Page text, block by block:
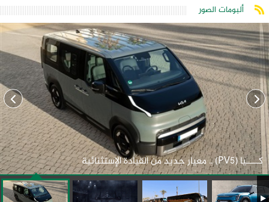
ألبومات الصور
كـــــيا (PV5) .. معيار جديد من القيادة الإستثنائية